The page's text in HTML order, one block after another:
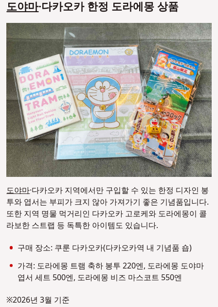
도야마·다카오카 한정 도라에몽 상품
도야마·다카오카 지역에서만 구입할 수 있는 한정 디자인 봉
투와 엽서는 부피가 크지 않아 가져가기 좋은 기념품입니다.
또한 지역 명물 먹거리인 다카오카 고로케와 도라에몽이 콜
라보한 스트랩 등 독특한 아이템도 있습니다.
구매 장소: 쿠룬 다카오카(다카오카역 내 기념품 숍)
가격: 도라에몽 트램 축하 봉투 220엔, 도라에몽 도야마
엽서 세트 500엔, 도라에몽 비즈 마스코트 550엔
※2026년 3월 기준